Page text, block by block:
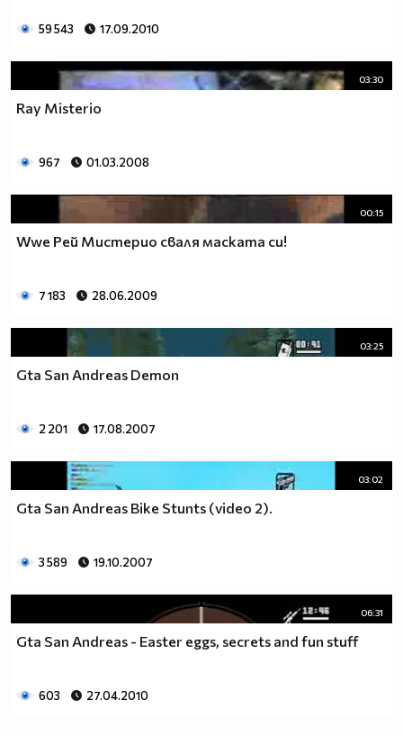
59 543 17.09.2010
03:30
Ray Misterio
967 01.03.2008
00:15
Wwe Рей Мистерио сваля маската си!
7 183 28.06.2009
03:25
Gta San Andreas Demon
2 201 17.08.2007
03:02
Gta San Andreas Bike Stunts (video 2).
3 589 19.10.2007
06:31
Gta San Andreas - Easter eggs, secrets and fun stuff
603 27.04.2010